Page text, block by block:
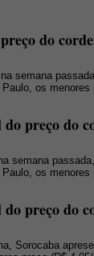
do
semana
os
preço do
semana
os
preço do
Sorocaba